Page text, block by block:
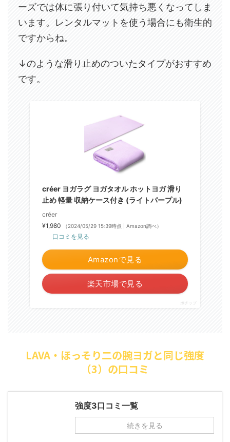
ーズでは体に張り付いて気持ち悪くなってしま
います。レンタルマットを使う場合にも衛生的
ですからね。
↓のような滑り止めのついたタイプがおすすめ
です。
créer ヨガラグ ヨガタオル ホットヨガ 滑り
止め 軽量 収納ケース付き (ライトパープル)
créer
¥1,980
（2024/05/29 15:39時点 | Amazon調べ）
口コミを見る
Amazonで見る
楽天市場で見る
ポチップ
LAVA・ほっそり二の腕ヨガと同じ強度
（3）の口コミ
強度3口コミ一覧
続きを見る